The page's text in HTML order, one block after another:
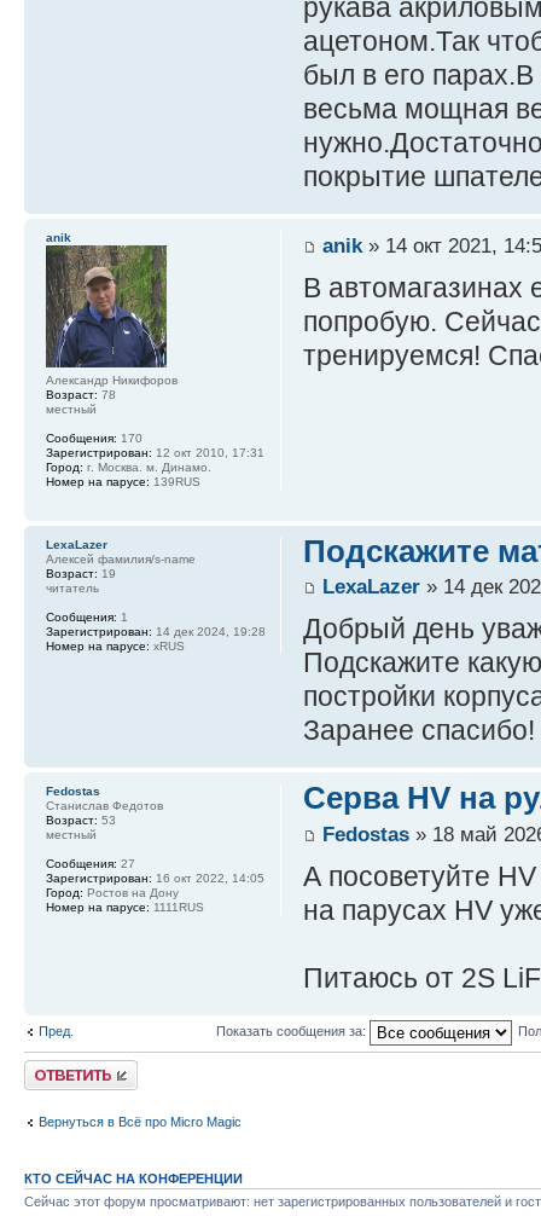
рукава
ацетоном.Так
был в его
весьма мощная
покрытие
anik» 14 окт 2021,
В автомагазинах
попробую.
тренируемся!
anik
Александр Никифоров
Возраст: 78
местный
Сообщения: 170
Зарегистрирован: 12 окт 2010, 17:31
Город: г. Москва. м. Динамо.
Номер на парусе: 139RUS
Подскажите
LexaLazer» 14 дек
Добрый день
Подскажите
постройки
Заранее спасибо!
LexaLazer
Алексей фамилия/s-name
Возраст: 19
читатель
Сообщения: 1
Зарегистрирован: 14 дек 2024, 19:28
Номер на парусе: xRUS
Серва HV на
Fedostas» 18 май
А посоветуйте
на парусах HV
Питаюсь от 2S
Fedostas
Станислав Федотов
Возраст: 53
местный
Сообщения: 27
Зарегистрирован: 16 окт 2022, 14:05
Город: Ростов на Дону
Номер на парусе: 1111RUS
Пред. Показать сообщения за:
Ответить
Вернуться в Всё про Micro Magic
КТО СЕЙЧАС НА КОНФЕРЕНЦИИ
Сейчас этот форум просматривают: нет зарегистрированных пользователей и